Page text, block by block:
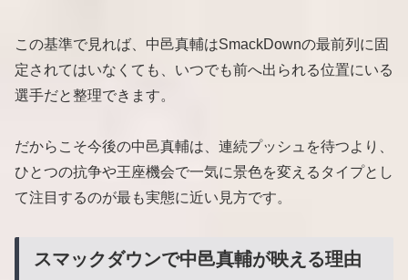
この基準で見れば、中邑真輔はSmackDownの最前列に固
定されてはいなくても、いつでも前へ出られる位置にいる
選手だと整理できます。
だからこそ今後の中邑真輔は、連続プッシュを待つより、
ひとつの抗争や王座機会で一気に景色を変えるタイプとし
て注目するのが最も実態に近い見方です。
スマックダウンで中邑真輔が映える理由